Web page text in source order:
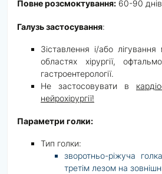
Повне розсмоктування: 60-90
Галузь застосування:
Зіставлення і/або
областях хірургії,
гастроентерології.
Не застосовувати в
нейрохірургії!
Параметри голки:
Тип голки:
зворотньо-ріжуча
третім лезом на